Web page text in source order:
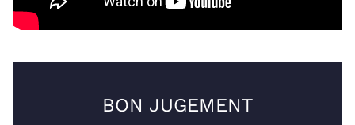
BON JUGEMENT